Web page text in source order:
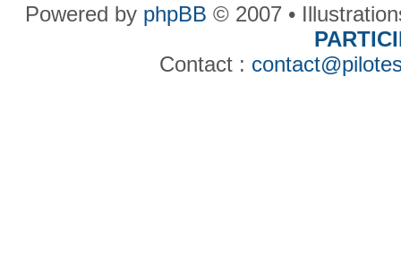
Powered by phpBB © 2007 •
Contact :